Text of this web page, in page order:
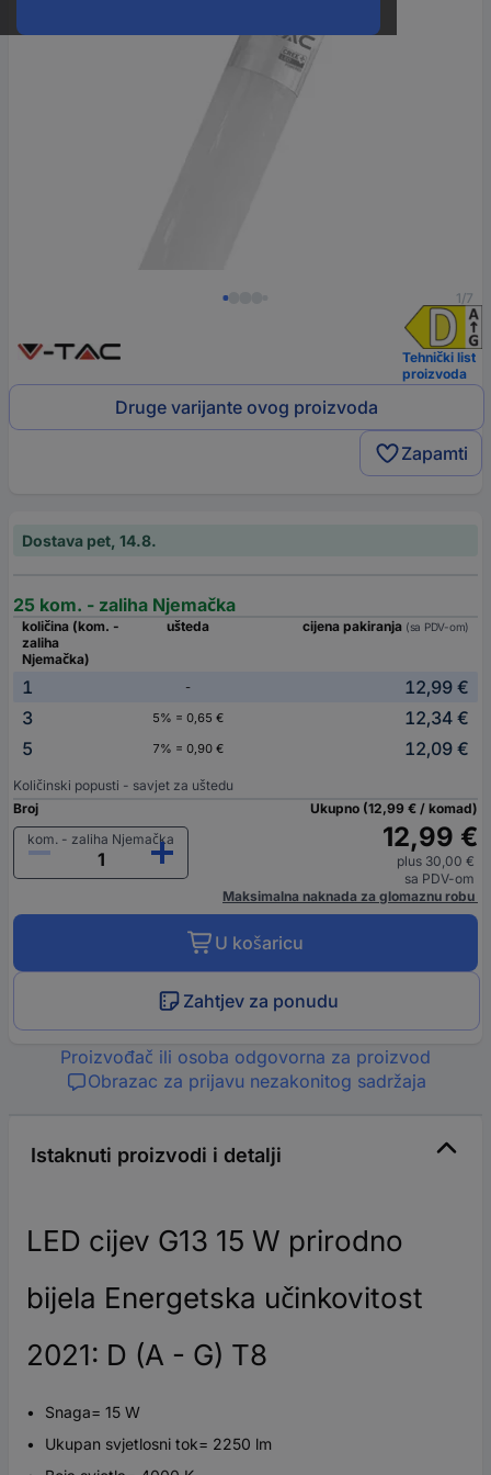
1/7
Tehnički list
proizvoda
Druge varijante ovog proizvoda
Zapamti
Dostava pet, 14.8.
25 kom. - zaliha Njemačka
količina (kom. -
zaliha
Njemačka)
ušteda cijena pakiranja (sa PDV-om)
1 -
12,99 €
3
5% = 0,65 €
12,34 €
5
7% = 0,90 € 12,09 €
Količinski popusti - savjet za uštedu
Broj
kom. - zaliha Njemačka
Ukupno (12,99 € / komad)
12,99 €
plus 30,00 €
sa PDV-om
Maksimalna naknada za glomaznu robu
U košaricu
Zahtjev za ponudu
Proizvođač ili osoba odgovorna za proizvod
Obrazac za prijavu nezakonitog sadržaja
Istaknuti proizvodi i detalji
LED cijev G13 15 W prirodno
bijela Energetska učinkovitost
2021: D (A - G) T8
Snaga= 15 W
Ukupan svjetlosni tok= 2250 lm